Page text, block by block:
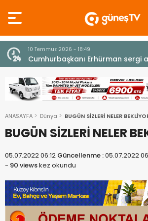
10 Temmuz 2026 - 18:49
Cumhurbaşkanı Erhürman sergi
fenalaşarak hastaneye kaldırıldı
ANASAYFA Dünya BUGÜN SİZLERİ NELER
BUGÜN SİZLERİ NELER
05.07.2022 06:12 Güncellenme :05.07.2022
- 90 viewskez okundu